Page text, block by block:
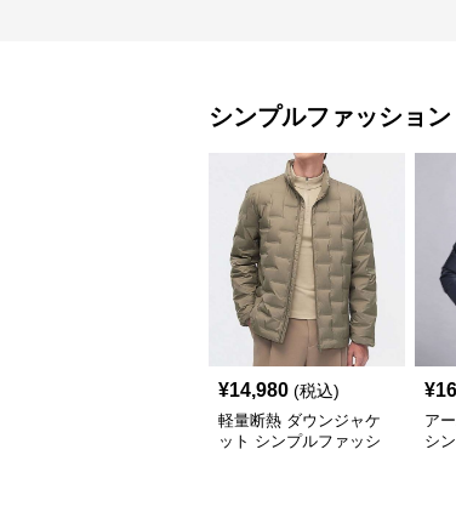
シンプルファッション
¥14,980 (税込)
軽量断熱 ダウンジャケ
ット シンプルファッシ
¥
ア
シ